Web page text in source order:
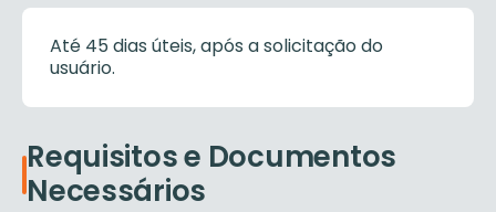
Até 45 dias úteis, após a solicitação do
usuário.
Requisitos e Documentos
Necessários